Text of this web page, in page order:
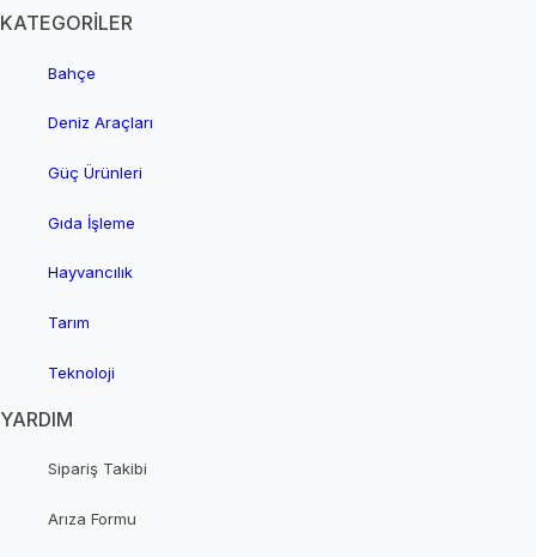
KATEGORİLER
Bahçe
Deniz Araçları
Güç Ürünleri
Gıda İşleme
Hayvancılık
Tarım
Teknoloji
YARDIM
Sipariş Takibi
Arıza Formu